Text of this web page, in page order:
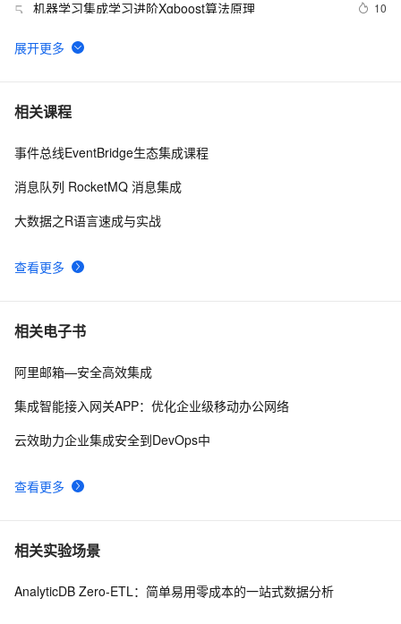
5 机器学习集成学习进阶Xgboost算法原理 10
6 对ORM的支持 之 8.4 集成JPA ——跟我学spring3
7 Airweave：快速集成应用数据打造AI知识库的开源平台，
8 从Unity开发到移动平台制胜攻略：全面解析iOS与
打造爆款手游不是梦——性能优化、广告集成与内购设
置全包含
相关课程
查看更多
事件总线EventBridge生态集成课程
消息队列 RocketMQ 消息集成
大数据之R语言速成与实战
相关电子书
查看更多
阿里邮箱—安全高效集成
集成智能接入网关APP：优化企业级移动办公网络
云效助力企业集成安全到DevOps中
相关实验场景
AnalyticDB Zero-ETL：简单易用零成本的一站式数据分析